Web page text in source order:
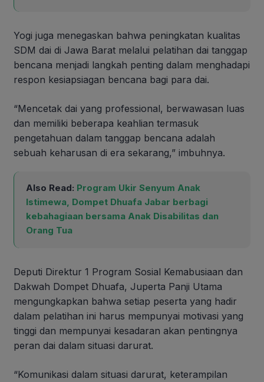
Yogi juga menegaskan bahwa peningkatan kualitas
SDM dai di Jawa Barat melalui pelatihan dai tanggap
bencana menjadi langkah penting dalam menghadapi
respon kesiapsiagan bencana bagi para dai.
“Mencetak dai yang professional, berwawasan luas
dan memiliki beberapa keahlian termasuk
pengetahuan dalam tanggap bencana adalah
sebuah keharusan di era sekarang,” imbuhnya.
Also Read: Program Ukir Senyum Anak
Istimewa, Dompet Dhuafa Jabar berbagi
kebahagiaan bersama Anak Disabilitas dan
Orang Tua
Deputi Direktur 1 Program Sosial Kemabusiaan dan
Dakwah Dompet Dhuafa, Juperta Panji Utama
mengungkapkan bahwa setiap peserta yang hadir
dalam pelatihan ini harus mempunyai motivasi yang
tinggi dan mempunyai kesadaran akan pentingnya
peran dai dalam situasi darurat.
“Komunikasi dalam situasi darurat, keterampilan